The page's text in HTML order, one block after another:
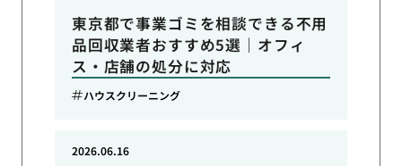
東京都で事業ゴミを相談できる不用
品回収業者おすすめ5選｜オフィ
ス・店舗の処分に対応
ハウスクリーニング
2026.06.16